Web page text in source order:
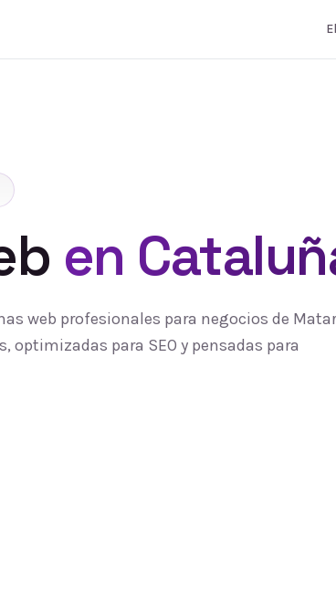
en
web profesionales para negocios de
optimizadas para SEO y pensadas para